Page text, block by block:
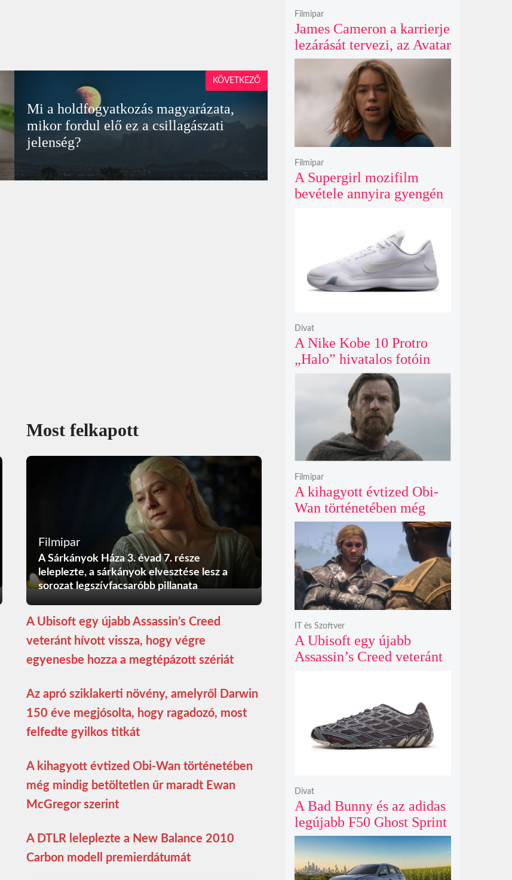
Mi a holdfogyatkozás magyarázata,
mikor fordul elő ez a csillagászati
jelenség?
KÖVETKEZŐ
Most felkapott
Filmipar
A Sárkányok Háza 3. évad 7. része
leleplezte, a sárkányok elvesztése lesz a
sorozat legszívfacsaróbb pillanata
A Ubisoft egy újabb Assassin’s Creed
veteránt hívott vissza, hogy végre
egyenesbe hozza a megtépázott szériát
Az apró sziklakerti növény, amelyről Darwin
150 éve megjósolta, hogy ragadozó, most
felfedte gyilkos titkát
A kihagyott évtized Obi-Wan történetében
még mindig betöltetlen űr maradt Ewan
McGregor szerint
A DTLR leleplezte a New Balance 2010
Carbon modell premierdátumát
James Cameron a karrierje
lezárását tervezi, az Avatar
4 és 5 jövője így elég
kilátástalan
Filmipar
A Supergirl mozifilm
bevétele annyira gyengén
számait sem érte el
Filmipar
A Nike Kobe 10 Protro
„Halo” hivatalos fotóin
már most rajongók ezrei
csüngenek
Divat
A kihagyott évtized Obi-
Wan történetében még
mindig betöltetlen űr
maradt Ewan McGregor
szerint
Filmipar
A Ubisoft egy újabb
Assassin’s Creed veteránt
megtépázott szériát
IT és Szoftver
A Bad Bunny és az adidas
legújabb F50 Ghost Sprint
cipője sötét szénszürke
fényben tűnik fel
Divat